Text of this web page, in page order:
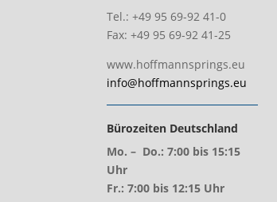
Tel.: +49 95 69-92 41-0
Fax: +49 95 69-92 41-25
www.hoffmannsprings.eu
info@hoffmannsprings.eu
Bürozeiten Deutschland
Mo. – Do.: 7:00 bis 15:15
Uhr
Fr.: 7:00 bis 12:15 Uhr